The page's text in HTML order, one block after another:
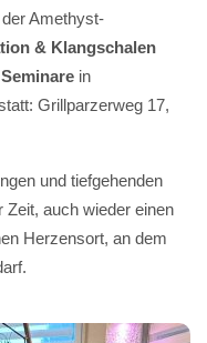
Amethyst-
& Klangschalen
Seminare in
Grillparzerweg 17,
und tiefgehenden
auch wieder einen
Herzensort, an dem